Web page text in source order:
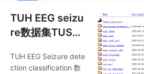
TUH EEG seizu
re数据集TUSZ
有
TUH EEG Seizure dete
ction classification 数